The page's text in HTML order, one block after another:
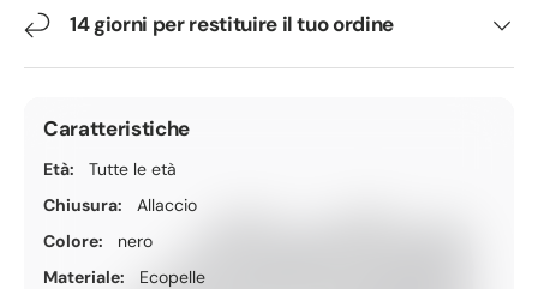
14 giorni per restituire il tuo ordine
Caratteristiche
Età:
Tutte le età
Chiusura:
Allaccio
Colore:
nero
Materiale:
Ecopelle